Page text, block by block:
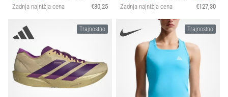
Zadnja najnižja cena €30,25 Zadnja najnižja cena €127,30
Trajnostno Trajnostno